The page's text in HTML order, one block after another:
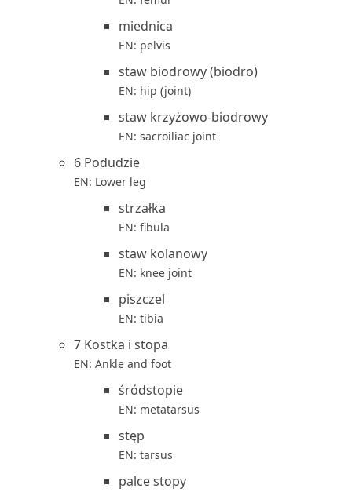
miednica
EN: pelvis
staw biodrowy (biodro)
EN: hip (joint)
staw krzyżowo-biodrowy
EN: sacroiliac joint
6 Podudzie
EN: Lower leg
strzałka
EN: fibula
staw kolanowy
EN: knee joint
piszczel
EN: tibia
7 Kostka i stopa
EN: Ankle and foot
śródstopie
EN: metatarsus
stęp
EN: tarsus
palce stopy